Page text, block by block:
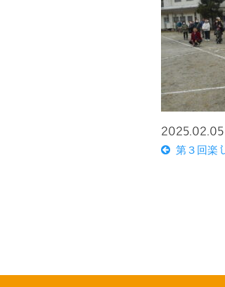
2025.02.05
第３回楽